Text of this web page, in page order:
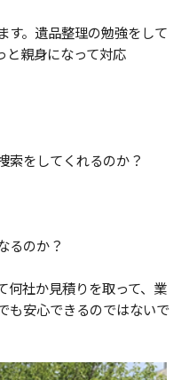
。遺品整理の勉強をして
と親身になって対応
をしてくれるのか？
のか？
何社か見積りを取って、業
も安心できるのではないで